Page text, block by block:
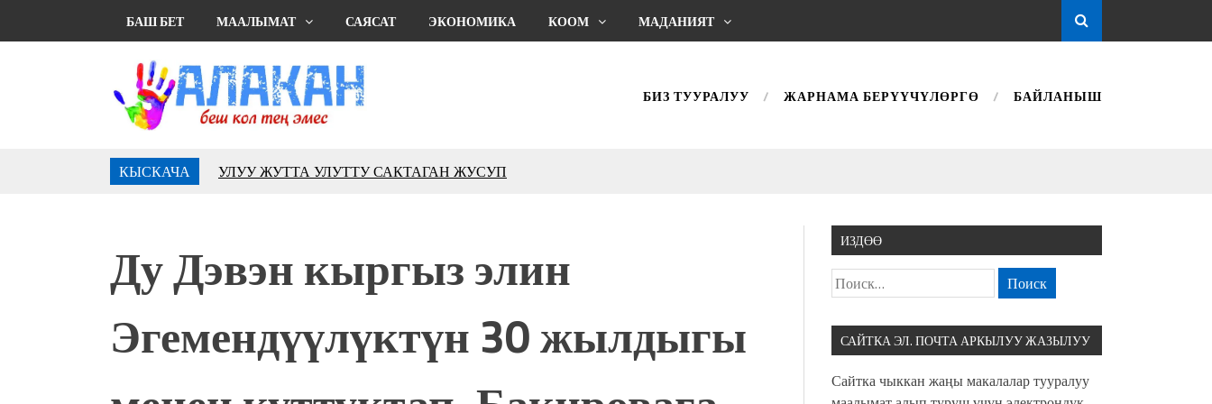
БАШ БЕТ МААЛЫМАТ САЯСАТ ЭКОНОМИКА КООМ МАДАНИЯТ
БИЗ ТУУРАЛУУ ЖАРНАМА БЕРҮҮЧҮЛӨРГӨ БАЙЛАНЫШ
КЫСКАЧА
УЛУУ ЖУТТА УЛУТТУ САКТАГАН ЖУСУП
президенти болуп шайланышым сыймык жана чоң
Садыр ЖАПАРОВ: “Айтматовдой адабият алпы чыгыш
үчүн, улуу көч уланышы үчүн журнал сөзсүз керек!”
“Китепкана түнγ-2026”: Психолог Мээрим Мураталиева
менен жолугушууга келиңиз! (Дарек. Видео)
Ду Дэвэн кыргыз элин
Эгемендүүлүктүн 30 жылдыгы
ИЗДӨӨ
САЙТКА ЭЛ. ПОЧТА АРКЫЛУУ ЖАЗЫЛУУ
Сайтка чыккан жаңы макалалар тууралуу